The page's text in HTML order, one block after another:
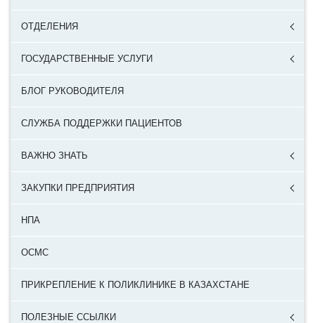
ОТДЕЛЕНИЯ
ГОСУДАРСТВЕННЫЕ УСЛУГИ
БЛОГ РУКОВОДИТЕЛЯ
СЛУЖБА ПОДДЕРЖКИ ПАЦИЕНТОВ
ВАЖНО ЗНАТЬ
ЗАКУПКИ ПРЕДПРИЯТИЯ
НПА
ОСМС
ПРИКРЕПЛЕНИЕ К ПОЛИКЛИНИКЕ В КАЗАХСТАНЕ
ПОЛЕЗНЫЕ ССЫЛКИ